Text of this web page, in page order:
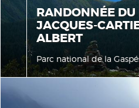
RANDONNÉE DU
JACQUES-
ALBERT
Parc national de la